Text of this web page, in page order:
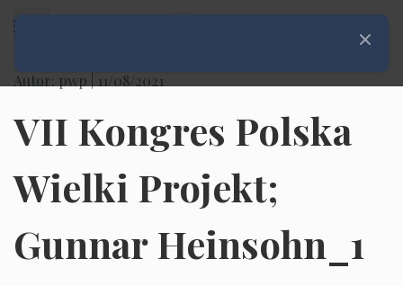
Autor: pwp | 11/08/2021
VII Kongres Polska
Wielki Projekt;
Gunnar Heinsohn_1
Zamknij